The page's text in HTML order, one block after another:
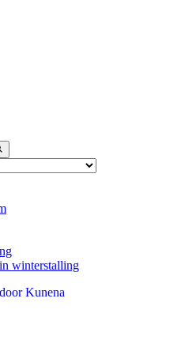
winterstalling
Kunena